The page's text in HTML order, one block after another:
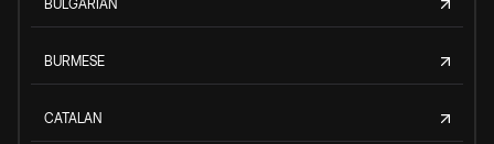
BULGARIAN
BURMESE
CATALAN